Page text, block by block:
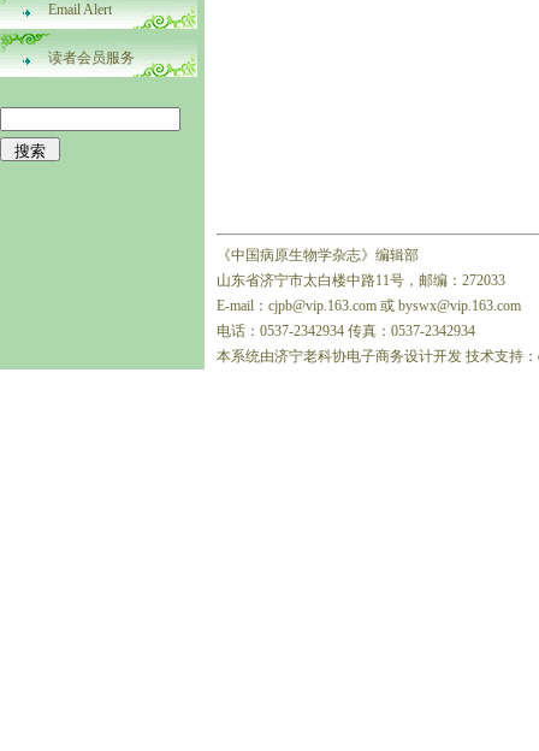
Email Alert
读者会员服务
《中国病原生物学杂志》编辑部
山东省济宁市太白楼中路11号，邮编：272033
E-mail：cjpb@vip.163.com 或 byswx@vip.163.com
电话：0537-2342934 传真：0537-2342934
本系统由济宁老科协电子商务设计开发 技术支持：